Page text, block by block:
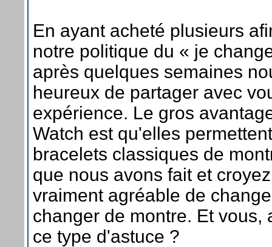
En ayant acheté plusieurs
notre politique du « je
après quelques semaines
heureux de partager avec
expérience. Le gros
Watch est qu'elles
bracelets classiques de
que nous avons fait et
vraiment agréable de
changer de montre. Et vous,
ce type d'astuce ?